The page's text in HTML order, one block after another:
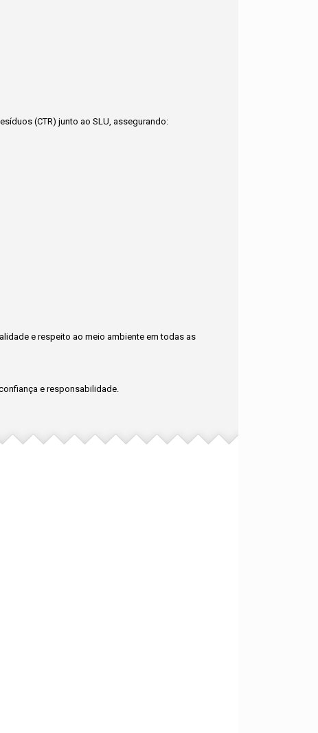
(CTR) junto ao SLU, assegurando:
e respeito ao meio ambiente em todas as
e responsabilidade.